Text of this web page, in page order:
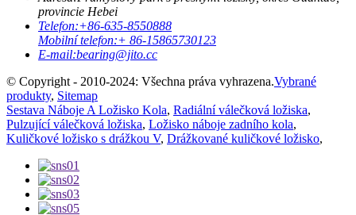
provincie Hebei
Telefon:+86-635-8550888
Mobilní telefon:+ 86-15865730123
E-mail:bearing@jito.cc
© Copyright - 2010-2024: Všechna práva vyhrazena.Vybrané
produkty, Sitemap
Sestava Náboje A Ložisko Kola, Radiální válečková ložiska,
Pulzující válečková ložiska, Ložisko náboje zadního kola,
Kuličkové ložisko s drážkou V, Drážkované kuličkové ložisko,